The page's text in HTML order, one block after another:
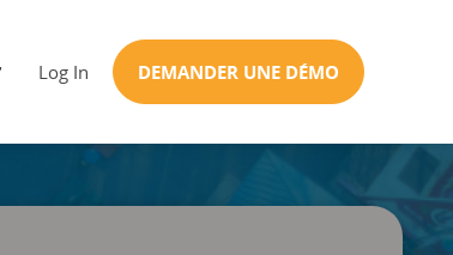
Log In DEMANDER UNE DÉMO